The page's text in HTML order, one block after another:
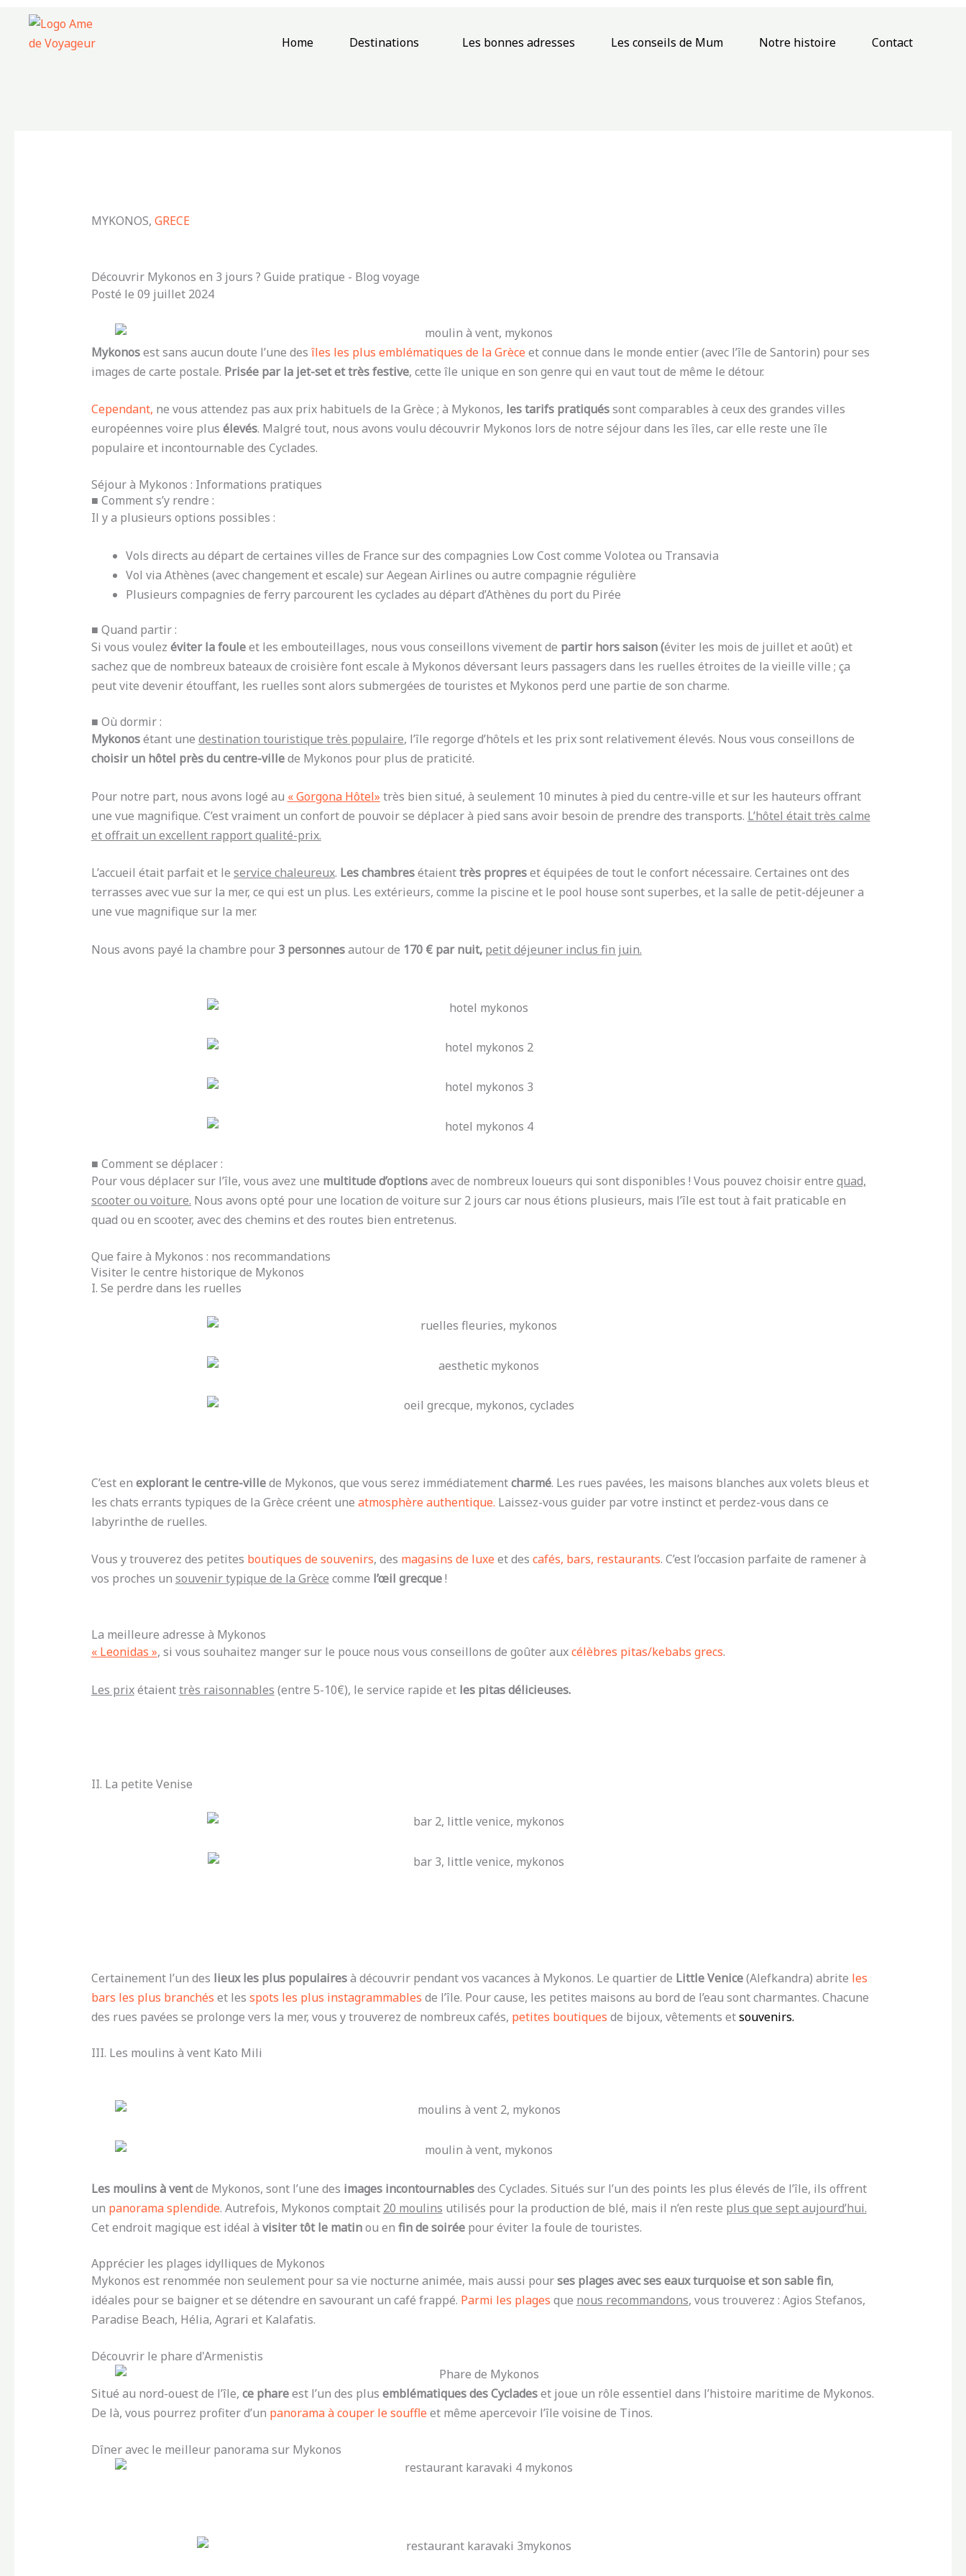
contenu
Home Destinations Les bonnes adresses Les conseils de Mum Notre histoire Contact
MYKONOS, GRECE
Découvrir Mykonos en 3 jours ? Guide pratique - Blog voyage
Posté le 09 juillet 2024
Mykonosest sans aucun doute l’une des îles les plus emblématiques de la Grèceet connue dans le monde entier (avec l’île de Santorin) pour ses
images de carte postale. Prisée par la jet-setet très festive, cette île unique en son genre qui en vaut tout de même le détour.
Cependant, ne vous attendez pas aux prix habituels de la Grèce ; à Mykonos, les tarifs pratiquéssont comparables à ceux des grandes villes
européennes voire plus élevés. Malgré tout, nous avons voulu découvrir Mykonos lors de notre séjour dans les îles, car elle reste une île
populaire et incontournable des Cyclades.
Séjour à Mykonos : Informations pratiques
■ Comment s’y rendre :
Il y a plusieurs options possibles :
Vols directs au départ de certaines villes de France sur des compagnies Low Cost comme Volotea ou Transavia
Vol via Athènes (avec changement et escale) sur Aegean Airlines ou autre compagnie régulière
Plusieurs compagnies de ferry parcourent les cyclades au départ d’Athènes du port du Pirée
■ Quand partir :
Si vous voulez éviter la fouleet les embouteillages, nous vous conseillons vivement de partir hors saison (éviter les mois de juillet et août) et
sachez que de nombreux bateaux de croisière font escale à Mykonos déversant leurs passagers dans les ruelles étroites de la vieille ville ; ça
peut vite devenir étouffant, les ruelles sont alors submergées de touristes et Mykonos perd une partie de son charme.
■ Où dormir :
Mykonosétant une destination touristique très populaire, l’île regorge d’hôtels et les prix sont relativement élevés. Nous vous conseillons de
choisir un hôtel près du centre-villede Mykonos pour plus de praticité.
Pour notre part, nous avons logé au « Gorgona Hôtel» très bien situé, à seulement 10 minutes à pied du centre-ville et sur les hauteurs offrant
une vue magnifique. C’est vraiment un confort de pouvoir se déplacer à pied sans avoir besoin de prendre des transports. L’hôtel était très calme
et offrait un excellent rapport qualité-prix.
L’accueil était parfait et le service chaleureux. Leschambresétaienttrès propreset équipées de tout le confort nécessaire. Certaines ont des
terrasses avec vue sur la mer, ce qui est un plus. Les extérieurs, comme la piscine et le pool house sont superbes, et la salle de petit-déjeuner a
une vue magnifique sur la mer.
Nous avons payé la chambre pour 3 personnesautour de 170 € par nuit, petit déjeuner inclus fin juin.
■ Comment se déplacer :
Pour vous déplacer sur l’île, vous avez une multitude d’optionsavec de nombreux loueurs qui sont disponibles ! Vous pouvez choisir entre quad,
scooter ou voiture. Nous avons opté pour une location de voiture sur 2 jours car nous étions plusieurs, mais l’île est tout à fait praticable en
quad ou en scooter, avec des chemins et des routes bien entretenus.
Que faire à Mykonos : nos recommandations
Visiter le centre historique de Mykonos
I. Se perdre dans les ruelles
C’est en explorant le centre-villede Mykonos, que vous serez immédiatementcharmé. Les rues pavées, les maisons blanches aux volets bleus et
les chats errants typiques de la Grèce créent une atmosphère authentique. Laissez-vous guider par votre instinct et perdez-vous dans ce
labyrinthe de ruelles.
Vous y trouverez des petites boutiques de souvenirs, des magasins de luxeet des cafés, bars, restaurants. C’est l’occasion parfaite de ramener à
vos proches un souvenir typique de la Grèce comme l’œil grecque!
La meilleure adresse à Mykonos
« Leonidas », si vous souhaitez manger sur le pouce nous vous conseillons de goûter auxcélèbres pitas/kebabs grecs.
Les prixétaienttrès raisonnables (entre 5-10€), le service rapide et les pitas délicieuses.
II. La petite Venise
Certainement l’un des lieux les plus populairesà découvrir pendant vos vacances à Mykonos. Le quartier de Little Venice(Alefkandra) abrite les
bars les plus branchés et les spots les plus instagrammables de l’île. Pour cause, les petites maisons au bord de l’eau sont charmantes. Chacune
des rues pavées se prolonge vers la mer, vous y trouverez de nombreux cafés, petites boutiques de bijoux, vêtements etsouvenirs.
III. Les moulins à vent Kato Mili
Les moulins à ventde Mykonos, sont l’une des images incontournablesdes Cyclades. Situés sur l’un des points les plus élevés de l’île, ils offrent
un panorama splendide. Autrefois, Mykonos comptait 20 moulins utilisés pour la production de blé, mais il n’en reste plus que sept aujourd’hui.
Cet endroit magique est idéal à visiter tôt le matinou en fin de soiréepour éviter la foule de touristes.
Apprécier les plages idylliques de Mykonos
Mykonos est renommée non seulement pour sa vie nocturne animée, mais aussi pourses plages avec ses eaux turquoise et son sable fin,
idéales pour se baigner et se détendre en savourant un café frappé. Parmi les plages que nous recommandons, vous trouverez : Agios Stefanos,
Paradise Beach, Hélia, Agrari et Kalafatis.
Découvrir le phare d'Armenistis
Situé au nord-ouest de l’île, ce phareest l’un des plus emblématiques des Cycladeset joue un rôle essentiel dans l’histoire maritime de Mykonos.
De là, vous pourrez profiter d’un panorama à couper le souffleet même apercevoir l’île voisine de Tinos.
Dîner avec le meilleur panorama sur Mykonos